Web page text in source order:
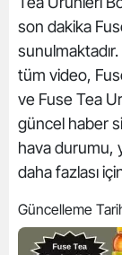
son dakika
tüm video,
ve Fuse Tea
güncel haber
hava durumu,
daha fazlası
Güncelleme